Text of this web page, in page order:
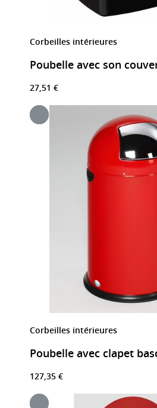
Corbeilles intérieures
27,51 €
Corbeilles intérieures
127,35 €